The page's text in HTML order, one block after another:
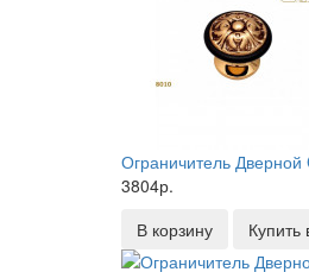
Ограничитель
3804р.
В корзину
Купить